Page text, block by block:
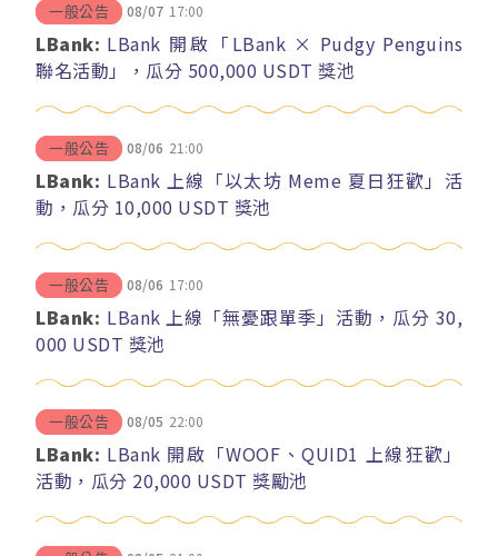
一般公告 08/07 17:00
LBank: LBank 開啟「LBank × Pudgy Penguins
聯名活動」，瓜分 500,000 USDT 獎池
一般公告 08/06 21:00
LBank: LBank 上線「以太坊 Meme 夏日狂歡」活
動，瓜分 10,000 USDT 獎池
一般公告 08/06 17:00
LBank: LBank 上線「無憂跟單季」活動，瓜分 30,
000 USDT 獎池
一般公告 08/05 22:00
LBank: LBank 開啟「WOOF、QUID1 上線狂歡」
活動，瓜分 20,000 USDT 獎勵池